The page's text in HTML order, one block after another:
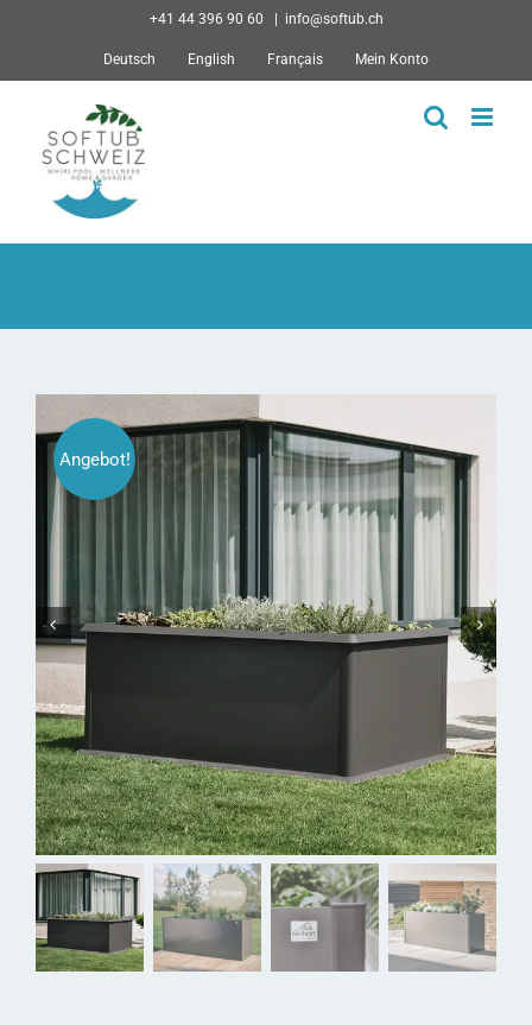
+41 44 396 90 60 info@softub.ch
Deutsch English Français Mein Konto
Angebot!